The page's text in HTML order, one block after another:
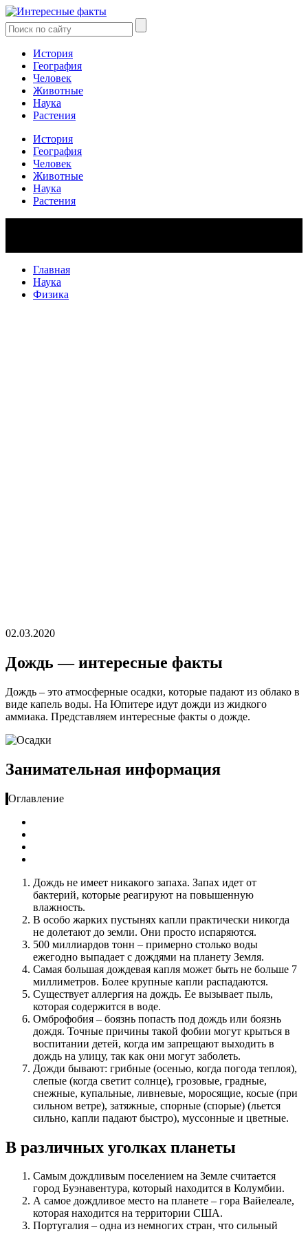
История
География
Человек
Животные
Наука
Растения
История
География
Человек
Животные
Наука
Растения
Главная
Наука
Физика
02.03.2020
Дождь — интересные факты
Дождь – это атмосферные осадки, которые падают из облако в
виде капель воды. На Юпитере идут дожди из жидкого
аммиака. Представляем интересные факты о дожде.
Занимательная информация
Оглавление
Дождь не имеет никакого запаха. Запах идет от
бактерий, которые реагируют на повышенную
влажность.
В особо жарких пустынях капли практически никогда
не долетают до земли. Они просто испаряются.
500 миллиардов тонн – примерно столько воды
ежегодно выпадает с дождями на планету Земля.
Самая большая дождевая капля может быть не больше 7
миллиметров. Более крупные капли распадаются.
Существует аллергия на дождь. Ее вызывает пыль,
которая содержится в воде.
Омброфобия – боязнь попасть под дождь или боязнь
дождя. Точные причины такой фобии могут крыться в
воспитании детей, когда им запрещают выходить в
дождь на улицу, так как они могут заболеть.
Дожди бывают: грибные (осенью, когда погода теплоя),
слепые (когда светит солнце), грозовые, градные,
снежные, купальные, ливневые, моросящие, косые (при
сильном ветре), затяжные, спорные (спорые) (льется
сильно, капли падают быстро), муссонные и цветные.
В различных уголках планеты
Самым дождливым поселением на Земле считается
город Буэнавентура, который находится в Колумбии.
А самое дождливое место на планете – гора Вайелеале,
которая находится на территории США.
Португалия – одна из немногих стран, что сильный